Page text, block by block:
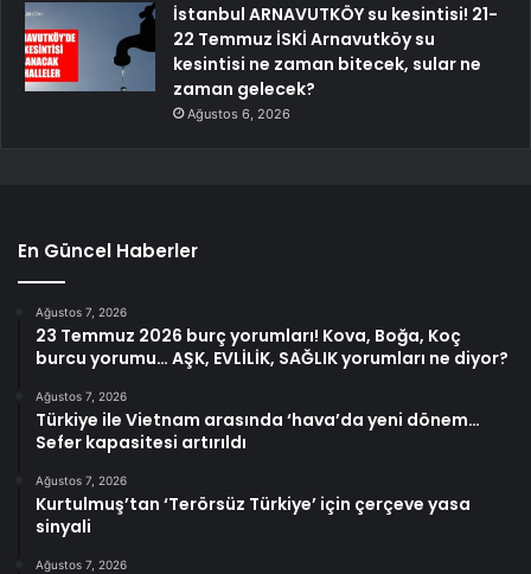
İstanbul ARNAVUTKÖY su kesintisi! 21-
22 Temmuz İSKİ Arnavutköy su
kesintisi ne zaman bitecek, sular ne
zaman gelecek?
Ağustos 6, 2026
En Güncel Haberler
Ağustos 7, 2026
23 Temmuz 2026 burç yorumları! Kova, Boğa, Koç
burcu yorumu… AŞK, EVLİLİK, SAĞLIK yorumları ne diyor?
Ağustos 7, 2026
Türkiye ile Vietnam arasında ‘hava’da yeni dönem…
Sefer kapasitesi artırıldı
Ağustos 7, 2026
Kurtulmuş’tan ‘Terörsüz Türkiye’ için çerçeve yasa
sinyali
Ağustos 7, 2026